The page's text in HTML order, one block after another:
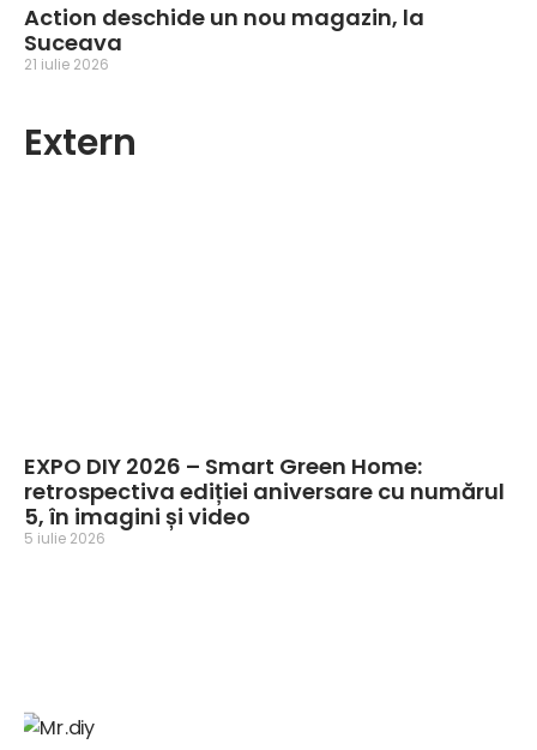
Action deschide un nou magazin, la
Suceava
21 iulie 2026
Extern
EXPO DIY 2026 – Smart Green Home:
retrospectiva ediției aniversare cu numărul
5, în imagini și video
5 iulie 2026